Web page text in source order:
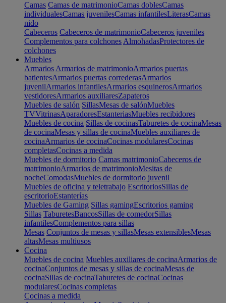
Camas Camas de matrimonioCamas doblesCamas
individualesCamas juvenilesCamas infantilesLiterasCamas
nido
Cabeceros Cabeceros de matrimonioCabeceros juveniles
Complementos para colchones AlmohadasProtectores de
colchones
Muebles
Armarios Armarios de matrimonioArmarios puertas
batientesArmarios puertas correderasArmarios
juvenilArmarios infantilesArmarios esquinerosArmarios
vestidoresArmarios auxiliaresZapateros
Muebles de salón SillasMesas de salónMuebles
TVVitrinasAparadoresEstanteriasMuebles recibidores
Muebles de cocina Sillas de cocinasTaburetes de cocinaMesas
de cocinaMesas y sillas de cocinaMuebles auxiliares de
cocinaArmarios de cocinaCocinas modularesCocinas
completasCocinas a medida
Muebles de dormitorio Camas matrimonioCabeceros de
matrimonioArmarios de matrimonioMesitas de
nocheComodasMuebles de dormitorio juvenil
Muebles de oficina y teletrabajo EscritoriosSillas de
escritorioEstanterías
Muebles de Gaming Sillas gamingEscritorios gaming
Sillas TaburetesBancosSillas de comedorSillas
infantilesComplementos para sillas
Mesas Conjuntos de mesas y sillasMesas extensiblesMesas
altasMesas multiusos
Cocina
Muebles de cocina Muebles auxiliares de cocinaArmarios de
cocinaConjuntos de mesas y sillas de cocinaMesas de
cocinaSillas de cocinaTaburetes de cocinaCocinas
modularesCocinas completas
Cocinas a medida